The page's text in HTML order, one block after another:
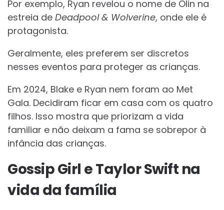
Por exemplo, Ryan revelou o nome de Olin na
estreia de Deadpool & Wolverine, onde ele é
protagonista.
Geralmente, eles preferem ser discretos
nesses eventos para proteger as crianças.
Em 2024, Blake e Ryan nem foram ao Met
Gala. Decidiram ficar em casa com os quatro
filhos. Isso mostra que priorizam a vida
familiar e não deixam a fama se sobrepor à
infância das crianças.
Gossip Girl e Taylor Swift na
vida da família